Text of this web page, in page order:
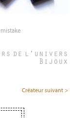
de l'univers
Bijoux
Créateur suivant >